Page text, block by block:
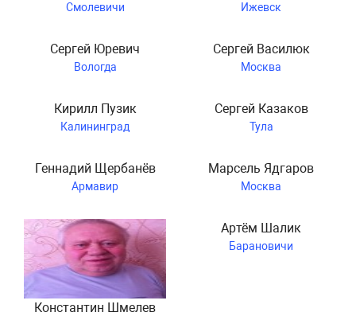
Смолевичи Ижевск
Сергей Юревич
Вологда
Сергей Василюк
Москва
Кирилл Пузик
Калининград
Сергей Казаков
Тула
Геннадий Щербанёв
Армавир
Марсель Ядгаров
Москва
Константин Шмелев
Артём Шалик
Барановичи